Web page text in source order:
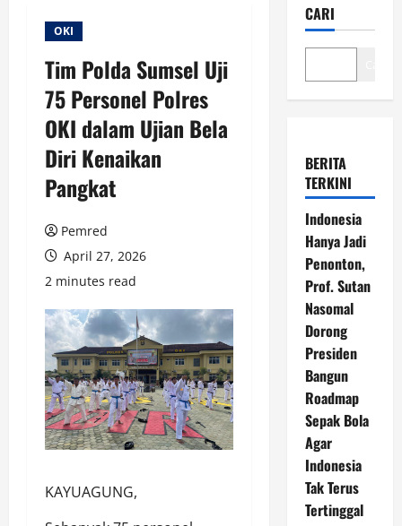
OKI
Tim Polda Sumsel Uji
75 Personel Polres
OKI dalam Ujian Bela
Diri Kenaikan
Pangkat
Pemred
April 27, 2026
2 minutes read
KAYUAGUNG,
CARI
BERITA
TERKINI
Indonesia
Hanya Jadi
Penonton,
Prof. Sutan
Nasomal
Dorong
Presiden
Bangun
Roadmap
Sepak Bola
Agar
Indonesia
Tak Terus
Tertinggal